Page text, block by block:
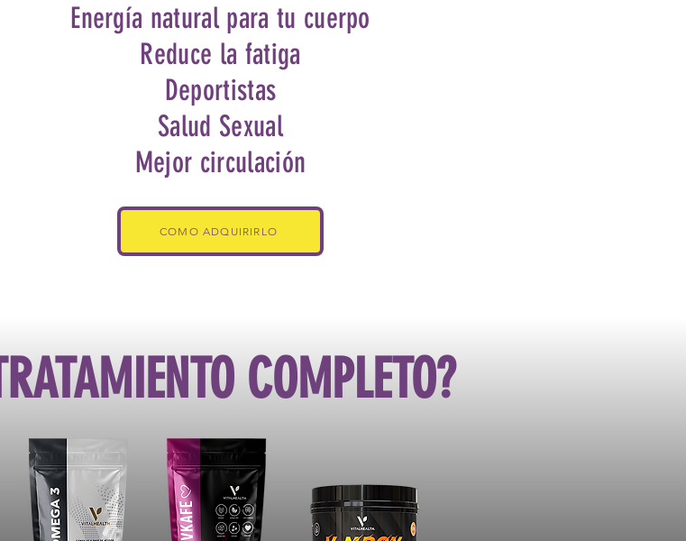
Energía natural para tu cuerpo
Reduce la fatiga
Deportistas
Salud Sexual
Mejor circulación
COMO ADQUIRIRLO
COMPLETO?